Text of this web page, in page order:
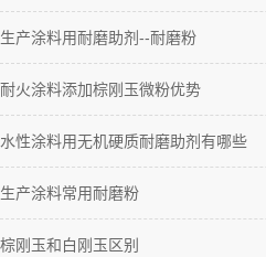
生产涂料用耐磨助剂--耐磨粉
耐火涂料添加棕刚玉微粉优势
水性涂料用无机硬质耐磨助剂有哪些
生产涂料常用耐磨粉
棕刚玉和白刚玉区别